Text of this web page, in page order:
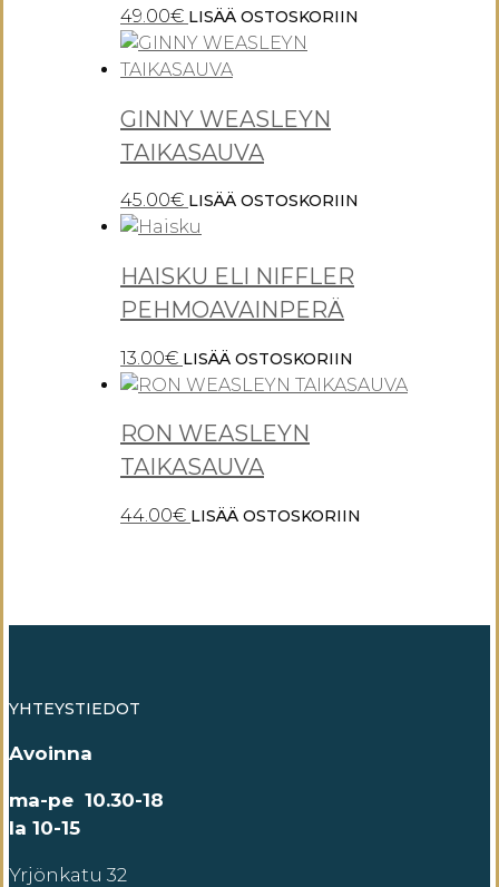
49.00€ LISÄÄ OSTOSKORIIN
GINNY WEASLEYN
TAIKASAUVA
45.00€ LISÄÄ OSTOSKORIIN
HAISKU ELI NIFFLER
PEHMOAVAINPERÄ
13.00€ LISÄÄ OSTOSKORIIN
RON WEASLEYN
TAIKASAUVA
44.00€ LISÄÄ OSTOSKORIIN
YHTEYSTIEDOT
Avoinna
ma-pe 10.30-18
la 10-15
Yrjönkatu 32